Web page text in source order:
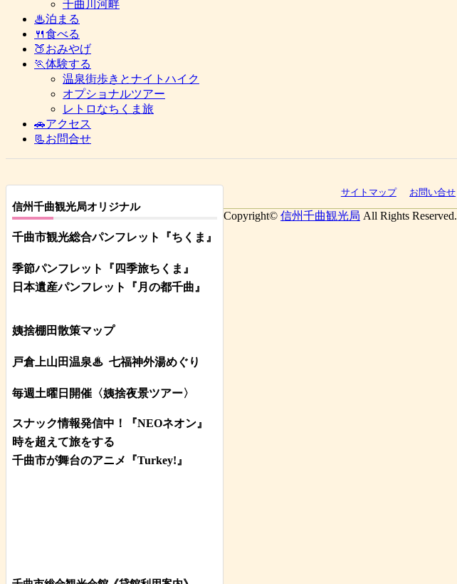
千曲川河畔
♨泊まる
🍴食べる
🍑おみやげ
🏃体験する
温泉街歩きとナイトハイク
オプショナルツアー
レトロなちくま旅
🚗アクセス
📃お問合せ
信州千曲観光局オリジナル
千曲市観光総合パンフレット 『ちくま』
季節パンフレット『四季旅ちくま』
日本遺産パンフレット
『月の都千曲』
姨捨棚田散策マップ
戸倉上山田温泉♨ 七福神外湯めぐり
毎週土曜日開催〈姨捨夜景ツアー〉
スナック情報発信中！『NEOネオン』
時を超えて旅をする
千曲市が舞台のアニメ『Turkey!』
サイトマップ お問い合せ
Copyright© 信州千曲観光局 All Rights Reserved.